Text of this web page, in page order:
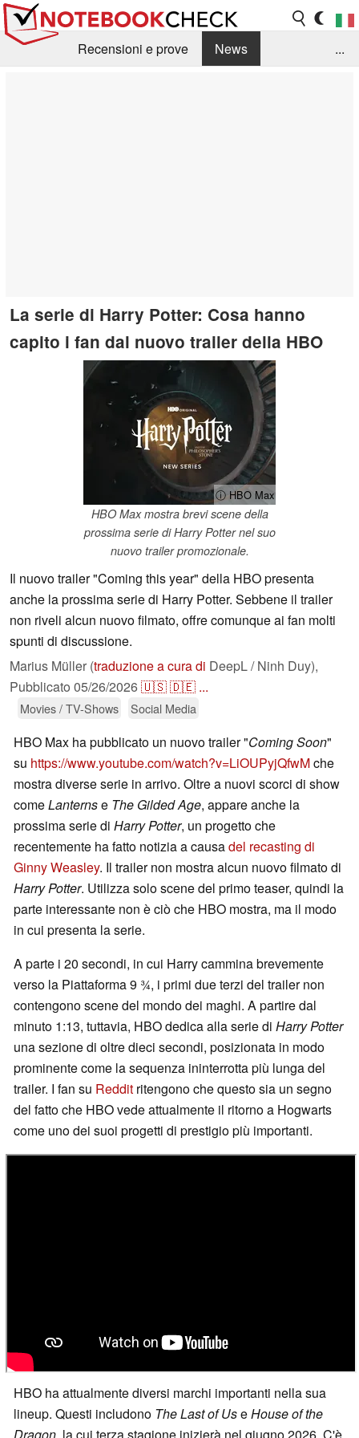
Recensioni e prove
News
...
La serie di Harry Potter: Cosa hanno
capito i fan dal nuovo trailer della HBO
ⓘ HBO Max
HBO Max mostra brevi scene della
prossima serie di Harry Potter nel suo
nuovo trailer promozionale.
Il nuovo trailer "Coming this year" della HBO presenta
anche la prossima serie di Harry Potter. Sebbene il trailer
non riveli alcun nuovo filmato, offre comunque ai fan molti
spunti di discussione.
Marius Müller (traduzione a cura di DeepL / Ninh Duy),
Pubblicato 05/26/2026🇺🇸🇩🇪 ...
Movies / TV-Shows Social Media
HBO Max ha pubblicato un nuovo trailer "Coming Soon"
su https://www.youtube.com/watch?v=LiOUPyjQfwMche
mostra diverse serie in arrivo. Oltre a nuovi scorci di show
comeLanternse The Gilded Age, appare anche la
prossima serie di Harry Potter, un progetto che
recentemente ha fatto notizia a causadel recasting di
Ginny Weasley. Il trailer non mostra alcun nuovo filmato di
Harry Potter. Utilizza solo scene del primo teaser, quindi la
parte interessante non è ciò che HBO mostra, ma il modo
in cui presenta la serie.
A parte i 20 secondi, in cui Harry cammina brevemente
verso la Piattaforma 9 ¾, i primi due terzi del trailer non
contengono scene del mondo dei maghi. A partire dal
minuto 1:13, tuttavia, HBO dedica alla serie di Harry Potter
una sezione di oltre dieci secondi, posizionata in modo
prominente come la sequenza ininterrotta più lunga del
trailer. I fan su Reddit ritengono che questo sia un segno
del fatto che HBO vede attualmente il ritorno a Hogwarts
come uno dei suoi progetti di prestigio più importanti.
HBO ha attualmente diversi marchi importanti nella sua
lineup. Questi includono The Last of UseHouse of the